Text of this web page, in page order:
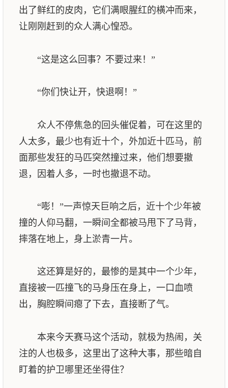
出了鲜红的皮肉，它们满眼腥红的横冲而来，
让刚刚赶到的众人满心惶恐。
“这是这么回事？不要过来！”
“你们快让开，快退啊！”
众人不停焦急的回头催促着，可在这里的
人太多，最少也有近十个，外加近十匹马，前
面那些发狂的马匹突然撞过来，他们想要撤
退，因着人多，一时也撤退不动。
“嘭！”一声惊天巨响之后，近十个少年被
撞的人仰马翻，一瞬间全都被马甩下了马背，
摔落在地上，身上淤青一片。
这还算是好的，最惨的是其中一个少年，
直接被一匹撞飞的马身压在身上，一口血喷
出，胸腔瞬间瘪了下去，直接断了气。
本来今天赛马这个活动，就极为热闹，关
注的人也极多，这里出了这种大事，那些暗自
盯着的护卫哪里还坐得住？